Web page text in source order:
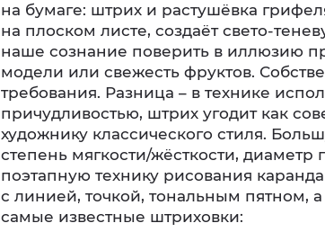
на бумаге: штрих и растушёвка
на плоском листе, создаёт свето-
наше сознание поверить в иллюзию
модели или свежесть фруктов.
требования. Разница – в технике
причудливостью, штрих угодит как
художнику классического стиля.
степень мягкости/жёсткости,
поэтапную технику рисования
с линией, точкой, тональным пятном,
самые известные штриховки: